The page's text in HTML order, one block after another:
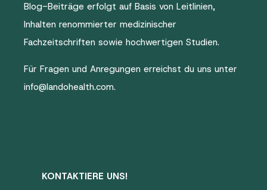
Blog-Beiträge erfolgt auf Basis von Leitlinien,
Inhalten renommierter medizinischer
Fachzeitschriften sowie hochwertigen Studien.
Für Fragen und Anregungen erreichst du uns unter
info@landohealth.com.
KONTAKTIERE UNS!